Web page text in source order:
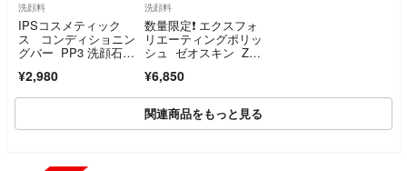
洗顔料
IPSコスメティック
ス コンディショニン
グバー PP3 洗顔石
¥2,980
洗顔料
数量限定❗️ エクスフォ
リエーティングポリッ
シュ ゼオスキン ZO
¥6,850
関連商品をもっと見る